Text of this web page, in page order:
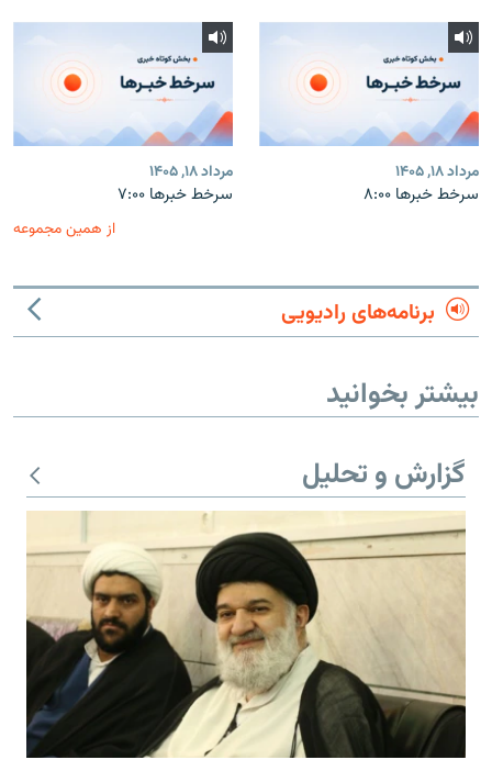
مرداد ۱۸, ۱۴۰۵
سرخط خبرها ۸:۰۰
مرداد ۱۸, ۱۴۰۵
سرخط خبرها ۷:۰۰
از همین مجموعه
برنامه‌های رادیویی
بیشتر بخوانید
گزارش و تحلیل